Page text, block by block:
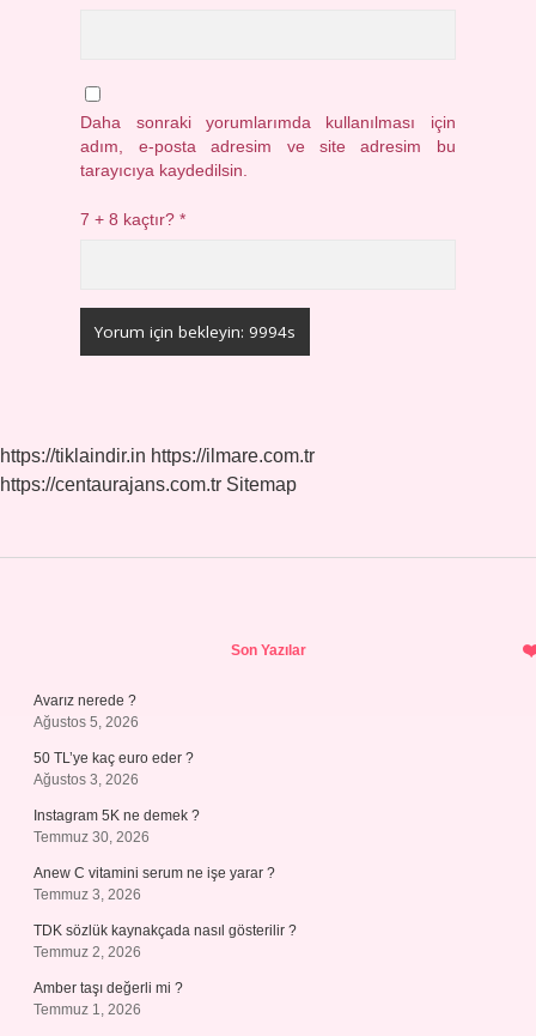
Daha sonraki yorumlarımda kullanılması için
adım, e-posta adresim ve site adresim bu
tarayıcıya kaydedilsin.
7 + 8 kaçtır?*
https://tiklaindir.in https://ilmare.com.tr
https://centaurajans.com.tr Sitemap
Son Yazılar
Avarız nerede ?
Ağustos 5, 2026
50 TL’ye kaç euro eder ?
Ağustos 3, 2026
Instagram 5K ne demek ?
Temmuz 30, 2026
Anew C vitamini serum ne işe yarar ?
Temmuz 3, 2026
TDK sözlük kaynakçada nasıl gösterilir ?
Temmuz 2, 2026
Amber taşı değerli mi ?
Temmuz 1, 2026